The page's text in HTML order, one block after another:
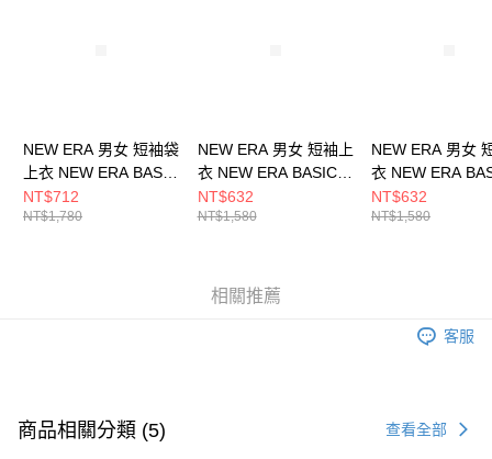
NEW ERA 男女 短袖袋
上衣 NEW ERA BASIC
NEW ERA
NE14326569
NT$712
NT$1,780
NEW ERA 男女 短袖上
衣 NEW ERA BASIC
NEW ERA
NE14148873
NT$632
NT$1,580
NEW ERA 男女
衣 NEW ERA
NEW ERA
NE14148872
NT$632
NT$1,580
相關推薦
客服
商品相關分類 (5) 查看全部